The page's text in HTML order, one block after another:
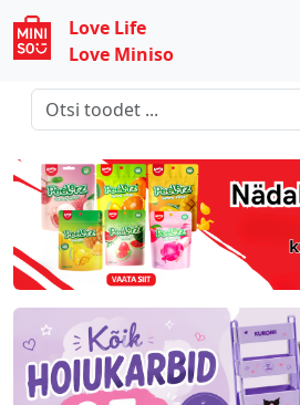
Love Life
Love Miniso